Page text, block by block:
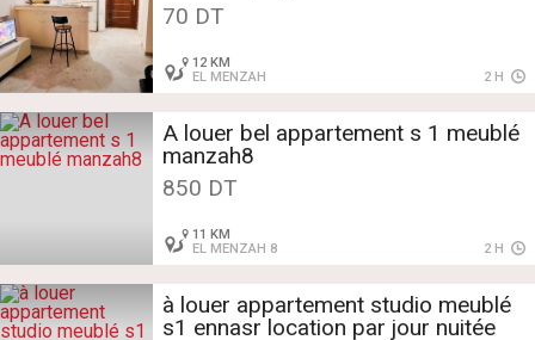
70 DT
12 KM
EL MENZAH
2 H
A louer bel appartement s 1 meublé
manzah8
850 DT
11 KM
EL MENZAH 8
2 H
à louer appartement studio meublé
s1 ennasr location par jour nuitée